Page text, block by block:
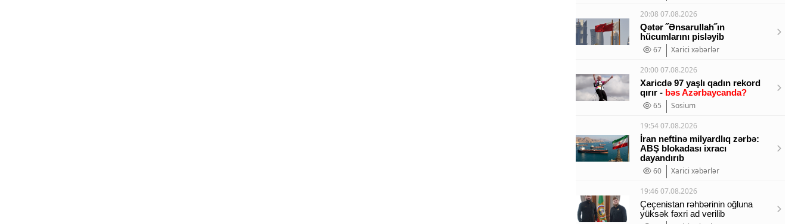
20:08 07.08.2026
Qətər ˝Ənsarullah˝ın
hücumlarını pisləyib
67
Xarici xəbərlər
20:00 07.08.2026
Xaricdə 97 yaşlı qadın rekord
qırır - bəs Azərbaycanda?
65
Sosium
19:54 07.08.2026
İran neftinə milyardlıq zərbə:
ABŞ blokadası ixracı
dayandırıb
60
Xarici xəbərlər
19:46 07.08.2026
Çeçenistan rəhbərinin oğluna
yüksək fəxri ad verilib